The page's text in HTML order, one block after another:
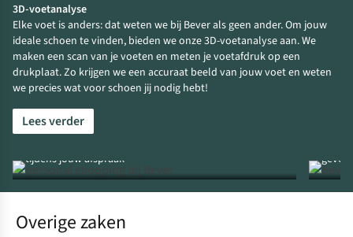
3D-voetanalyse
Elke voet is anders: dat weten we bij Bever als geen ander. Om jouw
ideale schoen te vinden, bieden we onze 3D-voetanalyse aan. We
maken een scan van je voeten en meten je voetafdruk op een
drukplaat. Zo krijgen we een accuraat beeld van jouw voet en weten
we precies wat voor schoen jij nodig hebt!
Lees verder
Winkelen op afspraak
tijdens jouw afspraak
Overige zaken